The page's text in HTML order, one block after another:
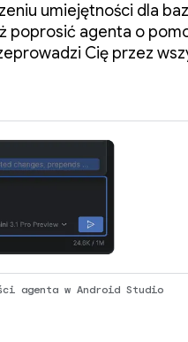
umiejętności dla
poprosić agenta o
Cię przez
agenta w Android Studio